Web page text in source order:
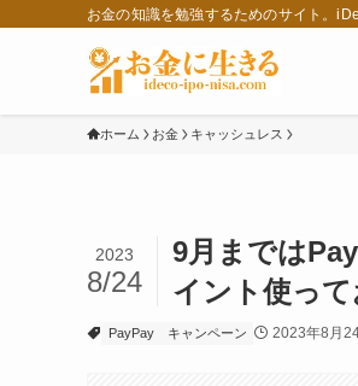
お金の知識を勉強するためのサイト。
ホーム お金 キャッシュレス
9月までは
イント使っ
2023
8/24
PayPay キャンペーン 2023年8月